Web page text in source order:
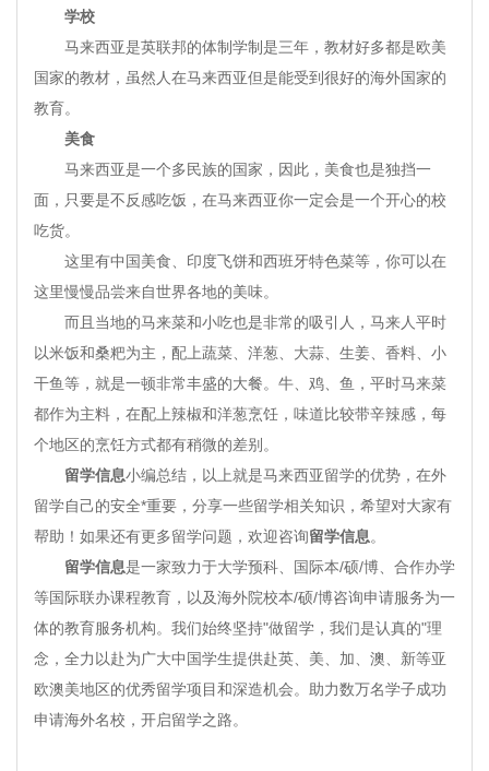
学校
马来西亚是英联邦的体制学制是三年，教材好多都是欧美
国家的教材，虽然人在马来西亚但是能受到很好的海外国家的
教育。
美食
马来西亚是一个多民族的国家，因此，美食也是独挡一
面，只要是不反感吃饭，在马来西亚你一定会是一个开心的校
吃货。
这里有中国美食、印度飞饼和西班牙特色菜等，你可以在
这里慢慢品尝来自世界各地的美味。
而且当地的马来菜和小吃也是非常的吸引人，马来人平时
以米饭和桑粑为主，配上蔬菜、洋葱、大蒜、生姜、香料、小
干鱼等，就是一顿非常丰盛的大餐。牛、鸡、鱼，平时马来菜
都作为主料，在配上辣椒和洋葱烹饪，味道比较带辛辣感，每
个地区的烹饪方式都有稍微的差别。
留学信息小编总结，以上就是马来西亚留学的优势，在外
留学自己的安全*重要，分享一些留学相关知识，希望对大家有
帮助！如果还有更多留学问题，欢迎咨询留学信息。
留学信息是一家致力于大学预科、国际本/硕/博、合作办学
等国际联办课程教育，以及海外院校本/硕/博咨询申请服务为一
体的教育服务机构。我们始终坚持"做留学，我们是认真的"理
念，全力以赴为广大中国学生提供赴英、美、加、澳、新等亚
欧澳美地区的优秀留学项目和深造机会。助力数万名学子成功
申请海外名校，开启留学之路。